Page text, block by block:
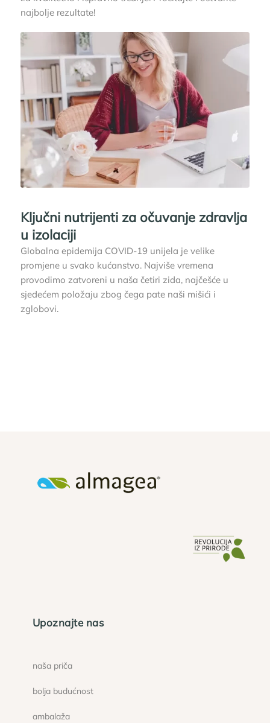
najbolje rezultate!
Ključni nutrijenti za očuvanje zdravlja
u izolaciji
Globalna epidemija COVID-19 unijela je velike
promjene u svako kućanstvo. Najviše vremena
provodimo zatvoreni u naša četiri zida, najčešće u
sjedećem položaju zbog čega pate naši mišići i
zglobovi.
Upoznajte nas
naša priča
bolja budućnost
ambalaža